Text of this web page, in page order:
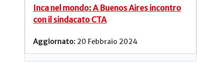
Inca nel mondo: A Buenos Aires incontro
con il sindacato CTA
20 Febbraio 2024